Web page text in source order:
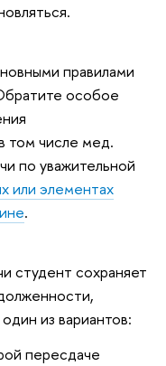
правилами
особое
том числе мед.
по уважительной
или элементах
.
студент сохраняет
из вариантов:
пересдаче